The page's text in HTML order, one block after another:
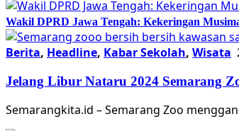
Wakil DPRD Jawa Tengah: Kekeringan
Berita, Headline, Kabar Sekolah, Wisata
Jelang Libur Nataru 2024 Semarang
Semarangkita.id – Semarang Zoo